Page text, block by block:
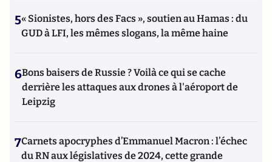
5« Sionistes, hors des Facs », soutien au Hamas : du
GUD à LFI, les mêmes slogans, la même haine
6Bons baisers de Russie ? Voilà ce qui se cache
derrière les attaques aux drones à l'aéroport de
Leipzig
7Carnets apocryphes d’Emmanuel Macron : l’échec
du RN aux législatives de 2024, cette grande